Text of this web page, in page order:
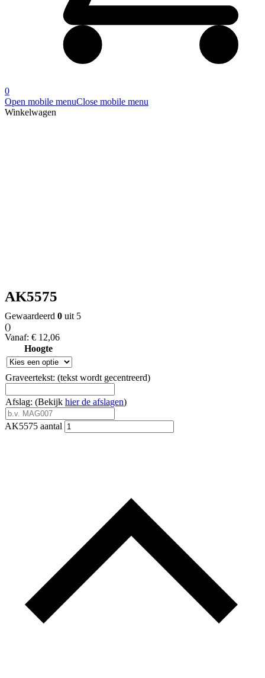
0
Open mobile menuClose mobile menu
Winkelwagen
AK5575
Gewaardeerd 0 uit 5
()
Vanaf: € 12,06
Hoogte
Graveertekst: (tekst wordt gecentreerd)
Afslag: (Bekijk hier de afslagen)
AK5575 aantal